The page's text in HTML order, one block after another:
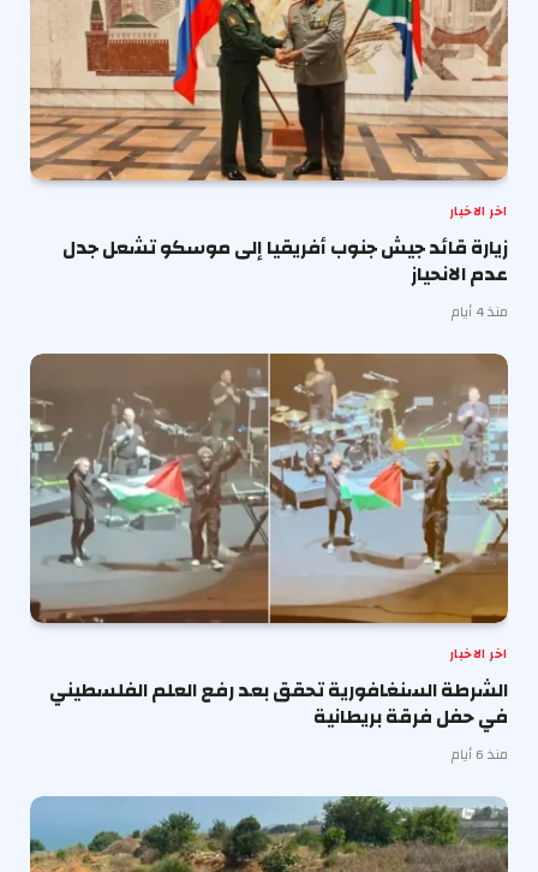
اخر الاخبار
زيارة قائد جيش جنوب أفريقيا إلى موسكو تشعل جدل
عدم الانحياز
منذ 4 أيام
اخر الاخبار
الشرطة السنغافورية تحقق بعد رفع العلم الفلسطيني
في حفل فرقة بريطانية
منذ 6 أيام